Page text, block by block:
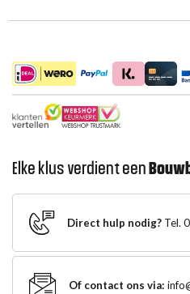
Elke klus verdient een
Direct hulp nodig? Tel.
Of contact ons via: